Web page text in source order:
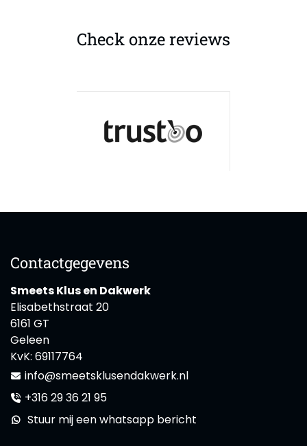
Check onze reviews
Contactgegevens
Smeets Klus en Dakwerk
Elisabethstraat 20
6161 GT
Geleen
info@smeetsklusendakwerk.nl
+316 29 36 21 95
Stuur mij een whatsapp bericht
KvK: 69117764